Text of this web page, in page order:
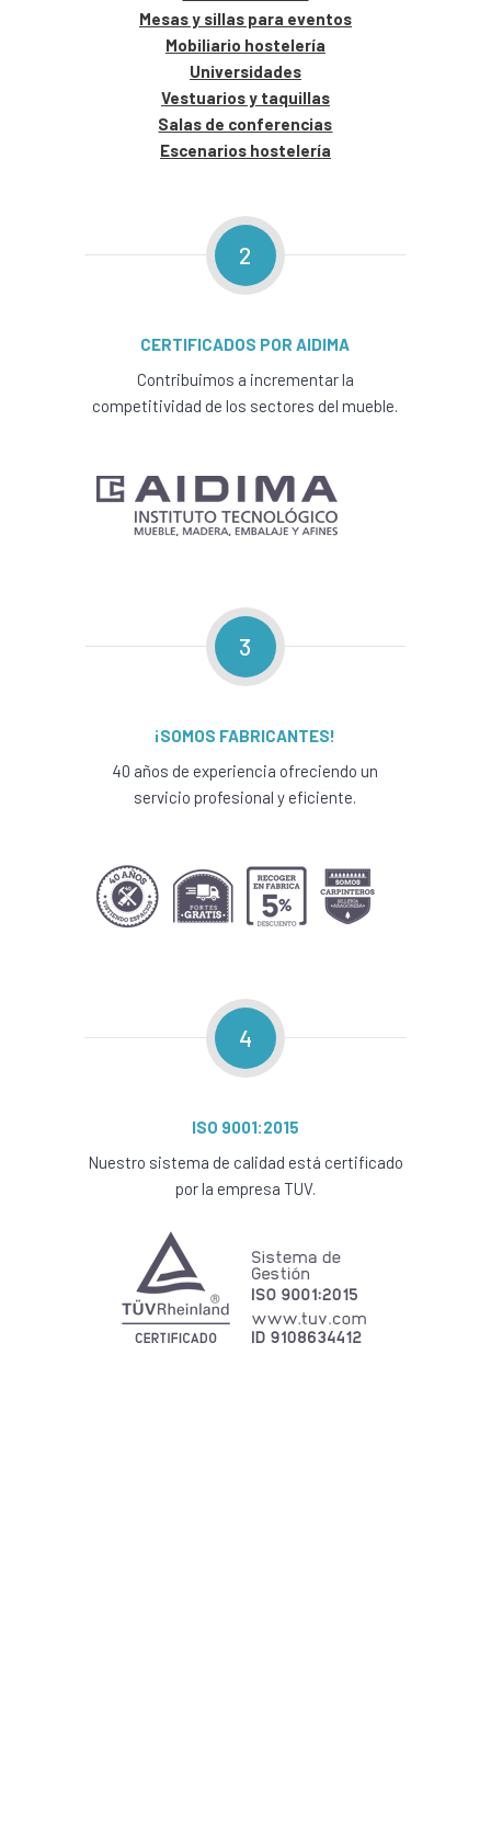
Mesas y sillas para eventos
Mobiliario hostelería
Universidades
Vestuarios y taquillas
Salas de conferencias
Escenarios hostelería
2
CERTIFICADOS POR AIDIMA
Contribuimos a incrementar la
competitividad de los sectores del mueble.
3
¡SOMOS FABRICANTES!
40 años de experiencia ofreciendo un
servicio profesional y eficiente.
4
ISO 9001:2015
Nuestro sistema de calidad está certificado
por la empresa TUV.